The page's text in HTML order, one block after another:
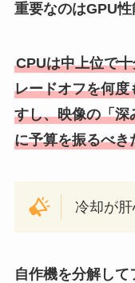
重要なのはGPU性
CPUは中上位で
レードオフを何度
すし、映像の「深
に予算を振るべき
冷却が肝
自作機を分解し